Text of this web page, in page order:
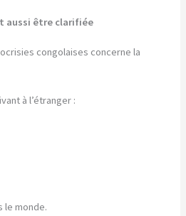
aussi être clarifiée
congolaises concerne la
à l’étranger :
le monde.